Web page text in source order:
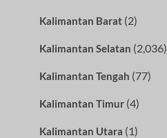
Kalimantan Barat(2)
Kalimantan Selatan (2,036)
Kalimantan Tengah (77)
Kalimantan Timur(4)
Kalimantan Utara (1)